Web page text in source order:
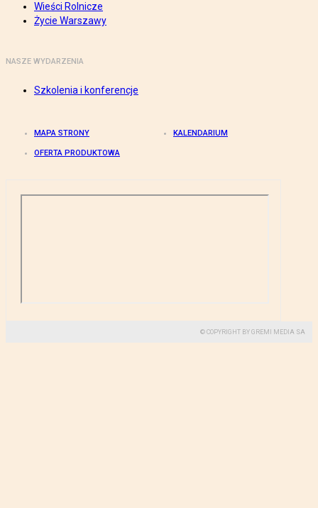
Wieści Rolnicze
Życie Warszawy
NASZE WYDARZENIA
Szkolenia i konferencje
MAPA STRONY KALENDARIUM
OFERTA PRODUKTOWA
© COPYRIGHT BY GREMI MEDIA SA